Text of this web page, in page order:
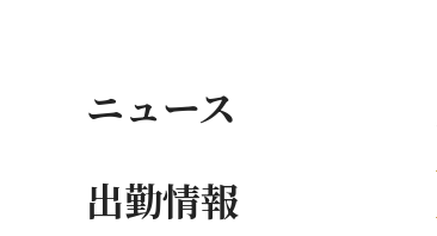
ニュース
出勤情報